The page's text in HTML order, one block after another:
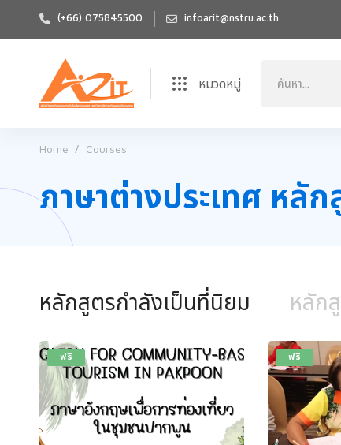
(+66) 075845500 infoarit@nstru.ac.th
หมวดหมู่
Home Courses
ภาษาต่างประเทศ หลัก
หลักสูตรกำลังเป็นที่นิยม หลัก
ฟรี ฟรี